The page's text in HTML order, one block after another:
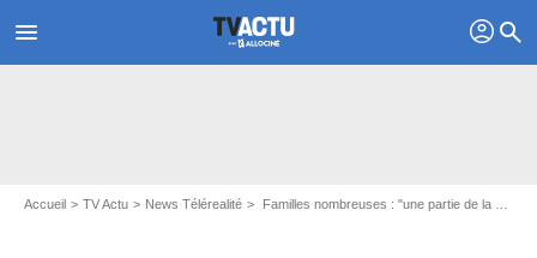
menu profil search
Accueil TV Actu News Télérealité Familles nombreuses : "une partie de la nuit aux urgences", ça ne va pas chez les Jean-Zéphirin